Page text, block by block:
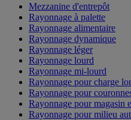
Mezzanine d'entrepôt
Rayonnage à palette
Rayonnage alimentaire
Rayonnage dynamique
Rayonnage léger
Rayonnage lourd
Rayonnage mi-lourd
Rayonnage pour charge
Rayonnage pour
Rayonnage pour magasin
Rayonnage pour milieu